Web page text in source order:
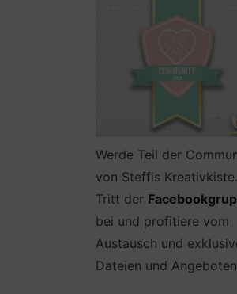
Werde Teil der
von Steffis Kreativkiste.
Tritt der
bei und profitiere vom
Austausch und
Dateien und Angeboten